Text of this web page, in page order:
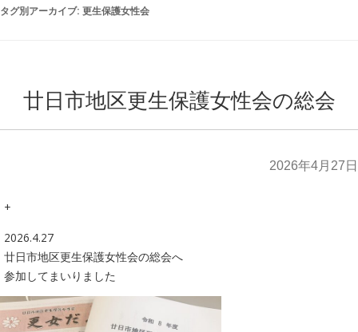
タグ別アーカイブ: 更生保護女性会
廿日市地区更生保護女性会の総会
2026年4月27日
+
2026.4.27
廿日市地区更生保護女性会の総会へ
参加してまいりました